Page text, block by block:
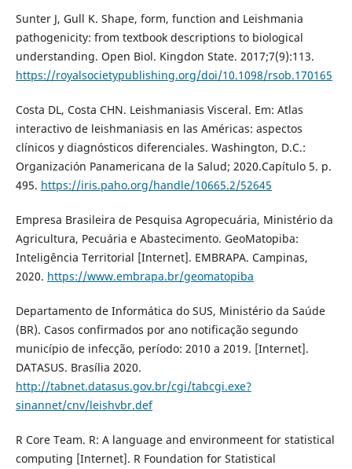
Sunter J, Gull K. Shape, form, function and Leishmania
pathogenicity: from textbook descriptions to biological
understanding. Open Biol. Kingdon State. 2017;7(9):113.
https://royalsocietypublishing.org/doi/10.1098/rsob.170165
Costa DL, Costa CHN. Leishmaniasis Visceral. Em: Atlas
interactivo de leishmaniasis en las Américas: aspectos
clínicos y diagnósticos diferenciales. Washington, D.C.:
Organización Panamericana de la Salud; 2020.Capítulo 5. p.
495. https://iris.paho.org/handle/10665.2/52645
Empresa Brasileira de Pesquisa Agropecuária, Ministério da
Agricultura, Pecuária e Abastecimento. GeoMatopiba:
Inteligência Territorial [Internet]. EMBRAPA. Campinas,
2020. https://www.embrapa.br/geomatopiba
Departamento de Informática do SUS, Ministério da Saúde
(BR). Casos confirmados por ano notificação segundo
município de infecção, período: 2010 a 2019. [Internet].
DATASUS. Brasília 2020.
http://tabnet.datasus.gov.br/cgi/tabcgi.exe?
sinannet/cnv/leishvbr.def
R Core Team. R: A language and environmeent for statistical
computing [Internet]. R Foundation for Statistical